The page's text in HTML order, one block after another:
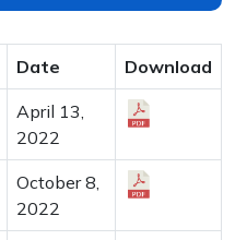
Date Download
April 13,
2022
October 8,
2022